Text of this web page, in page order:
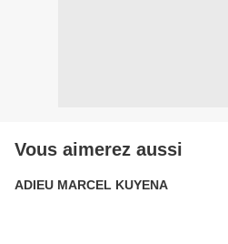
Vous aimerez aussi
ADIEU MARCEL KUYENA